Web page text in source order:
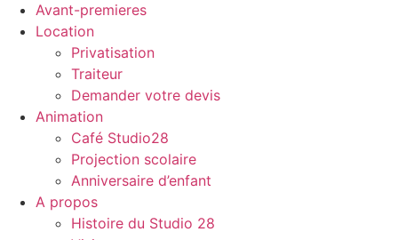
Avant-premieres
Location
Privatisation
Traiteur
Demander votre devis
Animation
Café Studio28
Projection scolaire
Anniversaire d’enfant
A propos
Histoire du Studio 28